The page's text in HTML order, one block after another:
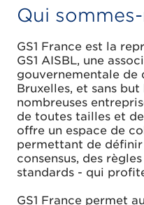
Qui
GS1 France est la
GS1 AISBL, une
gouvernementale de
Bruxelles, et sans
nombreuses
de toutes tailles et
offre un espace de
permettant de définir
consensus, des
standards - qui
GS1 France permet